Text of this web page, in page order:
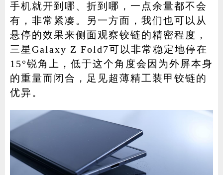
手机就开到哪、折到哪，一点余量都不会
有，非常紧凑。另一方面，我们也可以从
悬停的效果来侧面观察铰链的精密程度，
三星Galaxy Z Fold7可以非常稳定地停在
15°锐角上，低于这个角度会因为外屏本身
的重量而闭合，足见超薄精工装甲铰链的
优异。